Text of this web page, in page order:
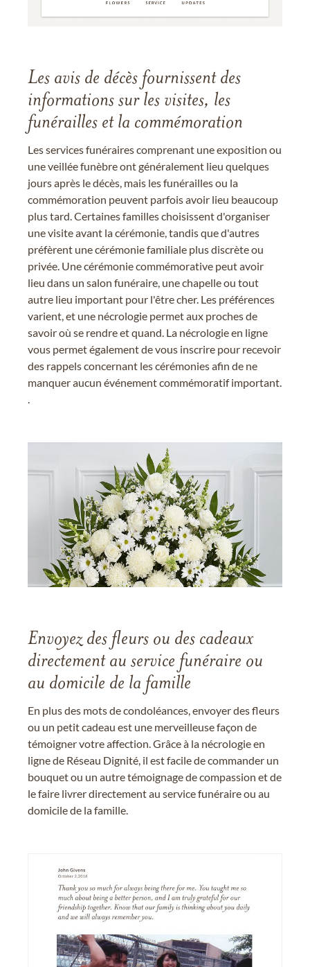
Les avis de décès fournissent des
informations sur les visites, les
funérailles et la commémoration
Les services funéraires comprenant une exposition ou
une veillée funèbre ont généralement lieu quelques
jours après le décès, mais les funérailles ou la
commémoration peuvent parfois avoir lieu beaucoup
plus tard. Certaines familles choisissent d'organiser
une visite avant la cérémonie, tandis que d'autres
préfèrent une cérémonie familiale plus discrète ou
privée. Une cérémonie commémorative peut avoir
lieu dans un salon funéraire, une chapelle ou tout
autre lieu important pour l'être cher. Les préférences
varient, et une nécrologie permet aux proches de
savoir où se rendre et quand. La nécrologie en ligne
vous permet également de vous inscrire pour recevoir
des rappels concernant les cérémonies afin de ne
manquer aucun événement commémoratif important.
Envoyez des fleurs ou des cadeaux
directement au service funéraire ou
au domicile de la famille
En plus des mots de condoléances, envoyer des fleurs
ou un petit cadeau est une merveilleuse façon de
témoigner votre affection. Grâce à la nécrologie en
ligne de Réseau Dignité, il est facile de commander un
bouquet ou un autre témoignage de compassion et de
le faire livrer directement au service funéraire ou au
domicile de la famille.